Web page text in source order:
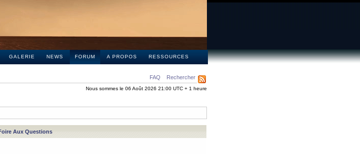
GALERIE NEWS FORUM A PROPOS RESSOURCES
FAQ Rechercher
Nous sommes le 06 Août 2026 21:00 UTC + 1 heure
Aux Questions